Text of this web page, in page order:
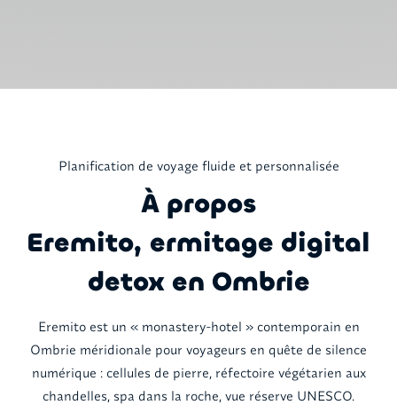
Planification de voyage fluide et personnalisée
À propos
Eremito, ermitage digital
detox en Ombrie
Eremito est un « monastery-hotel » contemporain en
Ombrie méridionale pour voyageurs en quête de silence
numérique : cellules de pierre, réfectoire végétarien aux
chandelles, spa dans la roche, vue réserve UNESCO.